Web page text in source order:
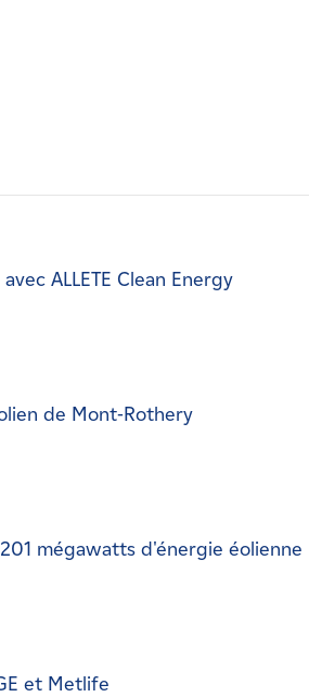
ALLETE Clean Energy
de Mont-Rothery
mégawatts d'énergie éolienne
et Metlife